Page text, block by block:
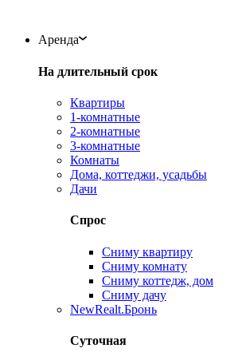
Аренда
На длительный срок
Квартиры
1-комнатные
2-комнатные
3-комнатные
Комнаты
Дома, коттеджи, усадьбы
Дачи
Спрос
Сниму квартиру
Сниму комнату
Сниму коттедж, дом
Сниму дачу
NewRealt.Бронь
Суточная